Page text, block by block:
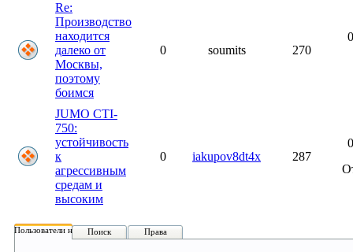
Re:
Производство
находится
далеко от
Москвы,
поэтому
боимся
0 soumits 270
JUMO CTI-
750:
устойчивость
к
агрессивным
средам и
высоким
0 iakupov8dt4x 287
Пользователи на форуме:
Поиск Права